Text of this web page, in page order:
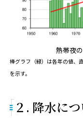
熱帯夜
棒グラフ（緑）は各年の値、
を示す。
２. 降水に